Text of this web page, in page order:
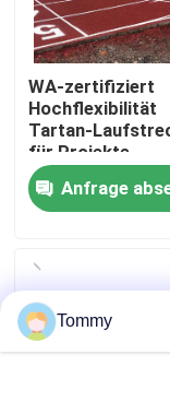
Kontakt
Nachrichten
Fälle
WA-zertifiziert
Hochflexibilität
Tartan-
für Projekte
Anfrage
Tommy